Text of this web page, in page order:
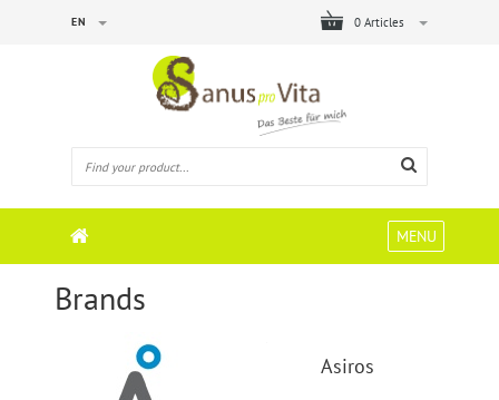
0 Articles
EN
MENU
Brands
Asiros